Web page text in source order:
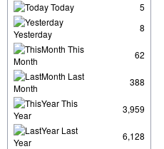
Today
5
Yesterday
8
This
Month
62
Last
Month
388
This
Year
3,959
Last
Year
6,128